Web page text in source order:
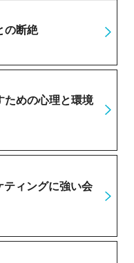
の断絶
ための心理と環境
ティングに強い会